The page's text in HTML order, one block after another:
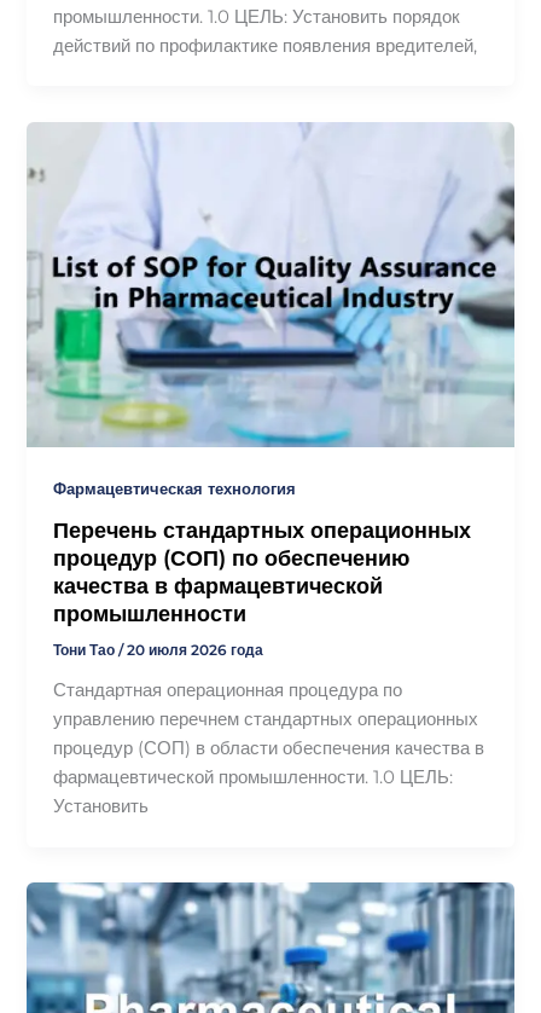
промышленности. 1.0 ЦЕЛЬ: Установить порядок
действий по профилактике появления вредителей,
Фармацевтическая технология
Перечень стандартных операционных
процедур (СОП) по обеспечению
качества в фармацевтической
промышленности
Тони Тао/20 июля 2026 года
Стандартная операционная процедура по
управлению перечнем стандартных операционных
процедур (СОП) в области обеспечения качества в
фармацевтической промышленности. 1.0 ЦЕЛЬ:
Установить